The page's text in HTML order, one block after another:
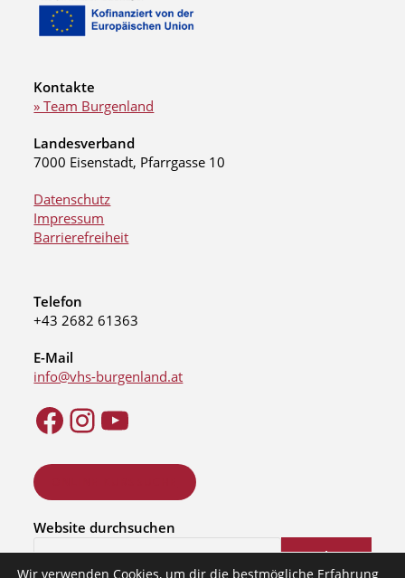
Kontakte
» Team Burgenland
Landesverband
7000 Eisenstadt, Pfarrgasse 10
Datenschutz
Impressum
Barrierefreiheit
Telefon
+43 2682 61363
E-Mail
info@vhs-burgenland.at
Website durchsuchen
Suchen
Wir verwenden Cookies, um dir die bestmögliche Erfahrung